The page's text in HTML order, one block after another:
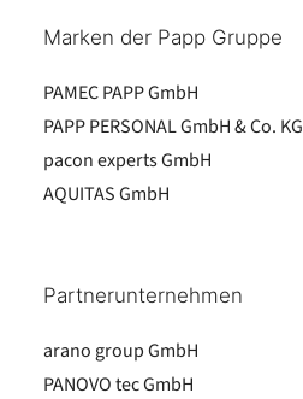
Marken der Papp Gruppe
PAMEC PAPP GmbH
PAPP PERSONAL GmbH & Co. KG
pacon experts GmbH
AQUITAS GmbH
Partnerunternehmen
arano group GmbH
PANOVO tec GmbH